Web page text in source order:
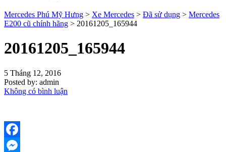
Mercedes Phú Mỹ Hưng > Xe Mercedes > Đã sử dụng > Mercedes
E200 cũ chính hãng > 20161205_165944
20161205_165944
5 Tháng 12, 2016
Posted by: admin
Không có bình luận
Facebook